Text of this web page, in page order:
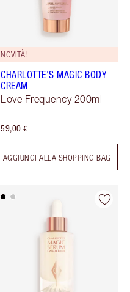
NOVITÀ!
CHARLOTTE'S MAGIC BODY
CREAM
Love Frequency 200ml
59,00 €
AGGIUNGI ALLA SHOPPING BAG